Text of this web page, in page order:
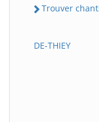
Trouver
DE-THIEY